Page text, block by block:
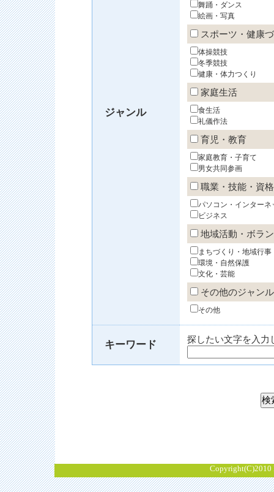
ジャンル
舞踊・ダンス
絵画・写真
スポーツ・健康
体操競技
冬季競技
健康・体力つくり
家庭生活
食生活
礼儀作法
育児・教育
家庭教育・子育て
男女共同参画
職業・技能・資格
パソコン・インターネ
ビジネス
地域活動・ボラ
まちづくり・地域行事
環境・自然保護
文化・芸能
その他のジャンル
その他
キーワード 探したい文字を入力
Copyright(C)2010